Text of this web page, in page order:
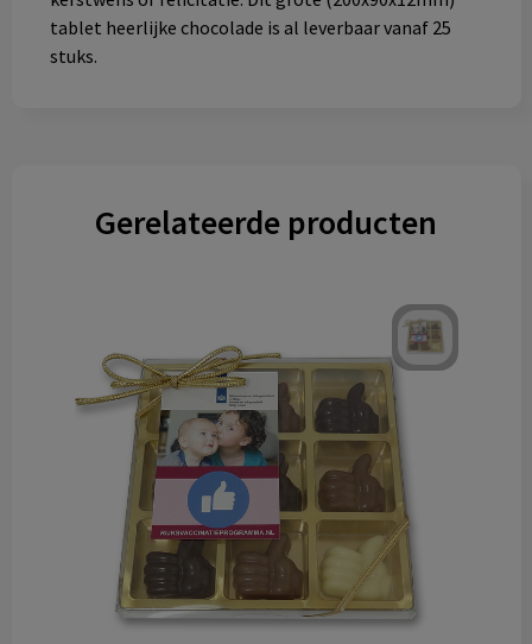
tablet heerlijke chocolade is al leverbaar vanaf 25
stuks.
Gerelateerde producten